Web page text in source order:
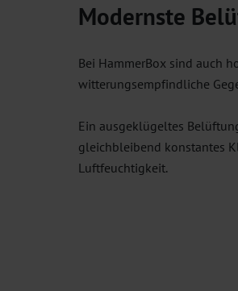
Modernste
Bei HammerBox sind auch
witterungsempfindliche
Ein ausgeklügeltes
gleichbleibend konstantes
Luftfeuchtigkeit.